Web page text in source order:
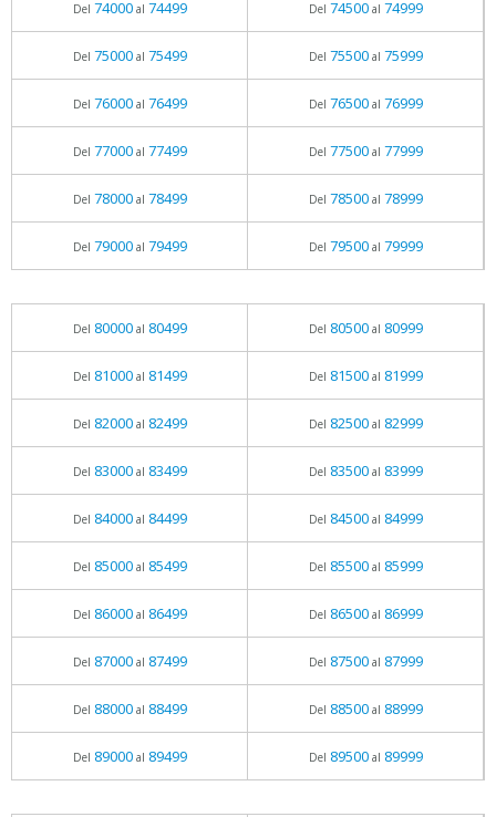
Del 74000al 74499 Del 74500al 74999
Del 75000al 75499 Del 75500al 75999
Del 76000al 76499 Del 76500al 76999
Del 77000al 77499 Del 77500al 77999
Del 78000al 78499 Del 78500al 78999
Del 79000al 79499 Del 79500al 79999
Del 80000al 80499 Del 80500al 80999
Del 81000al 81499 Del 81500al 81999
Del 82000al 82499 Del 82500al 82999
Del 83000al 83499 Del 83500al 83999
Del 84000al 84499 Del 84500al 84999
Del 85000al 85499 Del 85500al 85999
Del 86000al 86499 Del 86500al 86999
Del 87000al 87499 Del 87500al 87999
Del 88000al 88499 Del 88500al 88999
Del 89000al 89499 Del 89500al 89999